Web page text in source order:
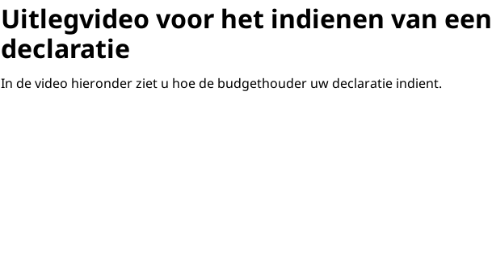
PGB Portaalom in te loggen. Vanaf de startpagina van het PGB Portaal
declaratie'. Deze optie vindt u ook in het menu.
Uitlegvideo voor het indienen van een
declaratie
In de video hieronder ziet u hoe de budgethouder uw declaratie indient.